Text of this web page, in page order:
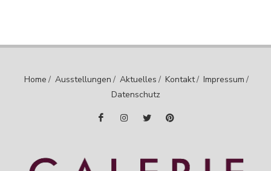
Home / Ausstellungen / Aktuelles / Kontakt/ Impressum /
Datenschutz